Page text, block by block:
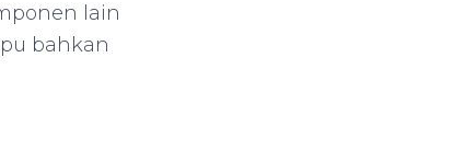
lain
bahkan